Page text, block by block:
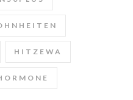
HITZEWA